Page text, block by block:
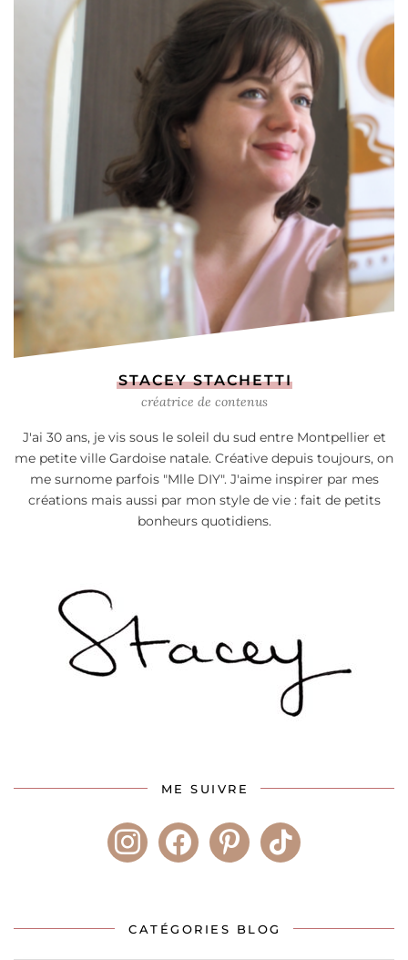
STACEY STACHETTI
créatrice de contenus
J'ai 30 ans, je vis sous le soleil du sud entre Montpellier et
me petite ville Gardoise natale. Créative depuis toujours, on
me surnome parfois "Mlle DIY". J'aime inspirer par mes
créations mais aussi par mon style de vie : fait de petits
bonheurs quotidiens.
ME SUIVRE
instagramfacebookpinteresttiktok
CATÉGORIES BLOG